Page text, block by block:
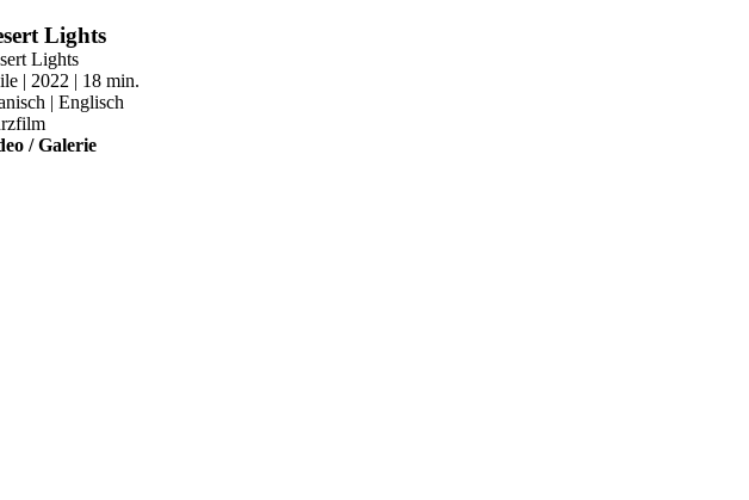
Zum
Inhalt
springen
Lights
Lights
| 2022 | 18 min.
| Englisch
/ Galerie